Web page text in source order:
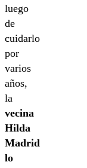
luego
de
cuidarlo
por
varios
años,
la
vecina
Hilda
Madrid
lo